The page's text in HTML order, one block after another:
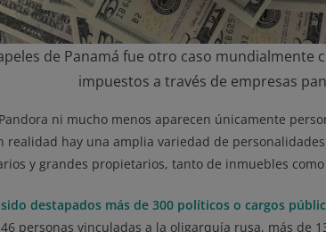
de Panamá fue otro caso mundialmente
impuestos a través de empresas
ni mucho menos aparecen únicamente
realidad hay una amplia variedad de
y grandes propietarios, tanto de inmuebles
destapados más de 300 políticos o cargos
personas vinculadas a la oligarquía rusa, más de